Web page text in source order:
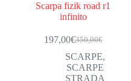
Scarpa fizik road r1
infinito
350,00€
Il
prezzo
originale
era:
197,00€Il
prezzo
attuale
è:
SCARPE,
SCARPE
STRADA